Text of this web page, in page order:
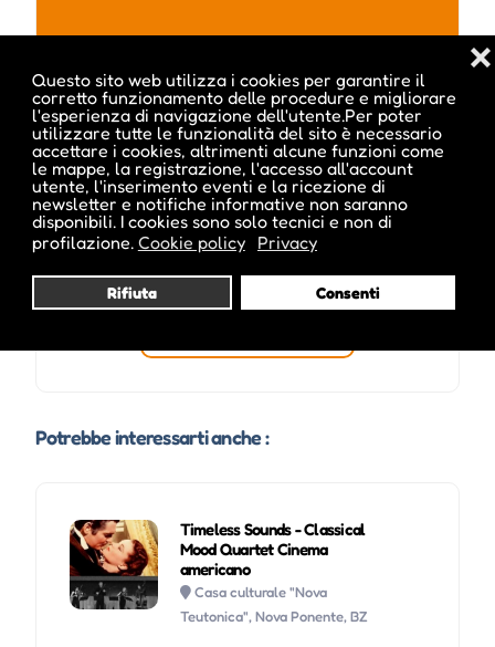
Questo sito web utilizza i cookies per garantire il
corretto funzionamento delle procedure e migliorare
l'esperienza di navigazione dell'utente.Per poter
utilizzare tutte le funzionalità del sito è necessario
accettare i cookies, altrimenti alcune funzioni come
le mappe, la registrazione, l'accesso all'account
utente, l'inserimento eventi e la ricezione di
newsletter e notifiche informative non saranno
disponibili. I cookies sono solo tecnici e non di
profilazione. Cookie policy Privacy
Rifiuta Consenti
❌
Potrebbe interessarti anche :
Timeless Sounds - Classical
Mood Quartet Cinema
americano
Casa culturale "Nova
Teutonica", Nova Ponente, BZ